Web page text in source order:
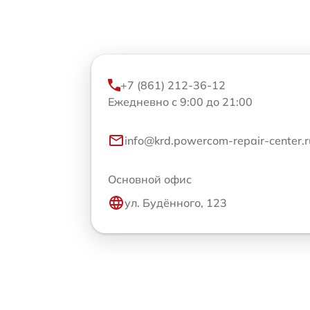
+7 (861) 212-36-12
Ежедневно с 9:00 до 21:00
info@krd.powercom-repair-
Основной офис
ул. Будённого, 123